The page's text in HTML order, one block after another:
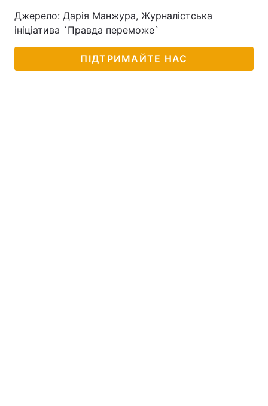
Джерело: Дарія Манжура, Журналістська
ініціатива `Правда переможе`
ПІДТРИМАЙТЕ НАС